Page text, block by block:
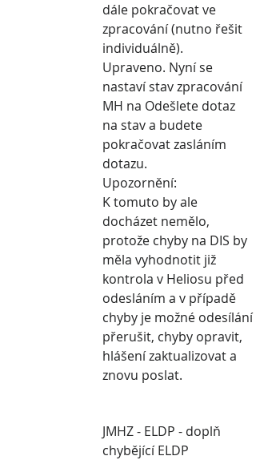
dále pokračovat ve
zpracování (nutno řešit
individuálně).
Upraveno. Nyní se
nastaví stav zpracování
MH na Odešlete dotaz
na stav a budete
pokračovat zasláním
dotazu.
Upozornění:
K tomuto by ale
docházet nemělo,
protože chyby na DIS by
měla vyhodnotit již
kontrola v Heliosu před
odesláním a v případě
chyby je možné odesílání
přerušit, chyby opravit,
hlášení zaktualizovat a
znovu poslat.
JMHZ - ELDP - doplň
chybějící ELDP